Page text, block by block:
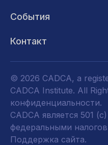
События
Контакт
© 2026 CADCA, a
CADCA Institute. All
конфиденциальности.
CADCA является 501
федеральными
Поддержка сайта.